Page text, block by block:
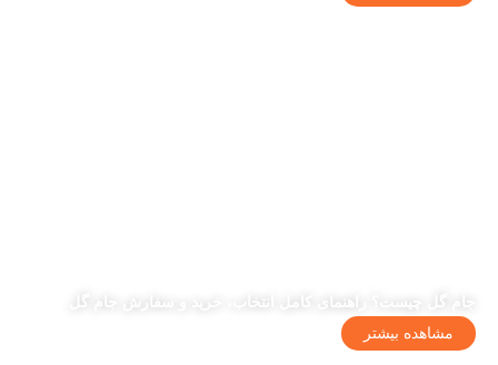
جام گل چیست؟ راهنمای کامل انتخاب، خرید و سفارش جام گل
مشاهده بیشتر